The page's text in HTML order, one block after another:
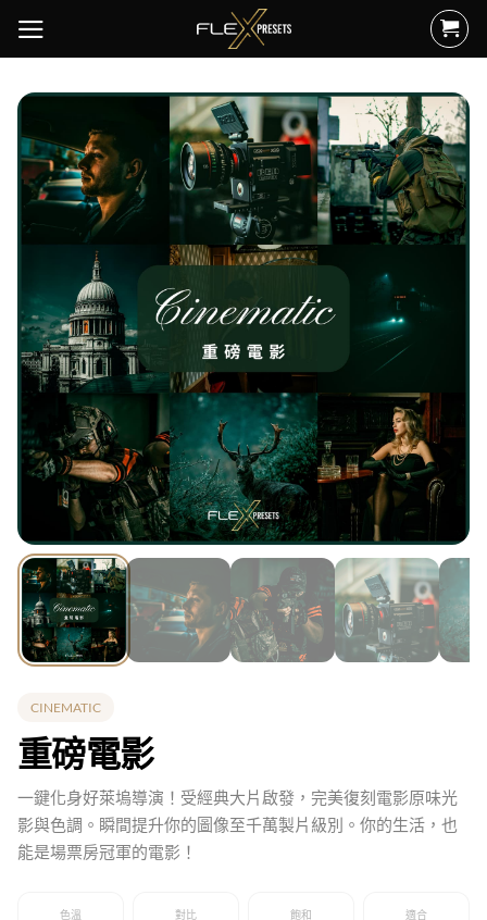
CINEMATIC
重磅電影
一鍵化身好萊塢導演！受經典大片啟發，完美復刻電影原味光
影與色調。瞬間提升你的圖像至千萬製片級別。你的生活，也
能是場票房冠軍的電影！
色溫 對比 飽和 適合